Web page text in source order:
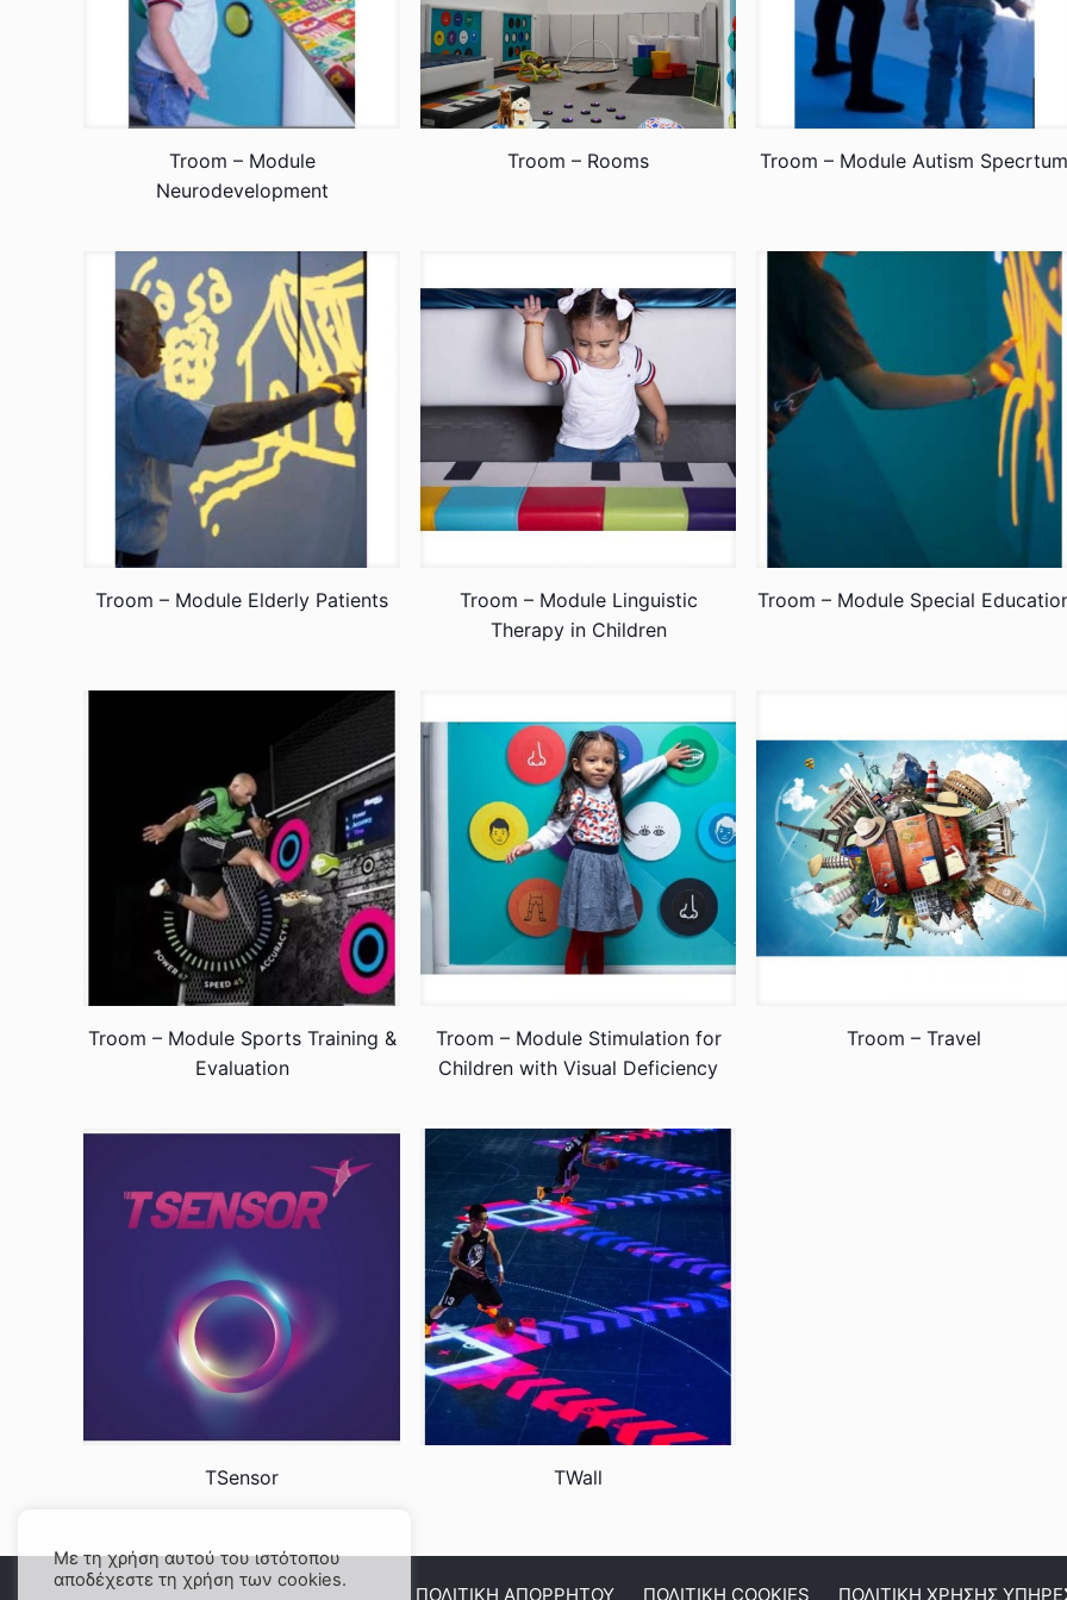
Troom – Module
Neurodevelopment
Troom – Rooms Troom – Module Autism
Troom – Module Elderly Patients
Troom – Module Linguistic
Therapy in Children
Troom – Module Special
Troom – Module Sports Training &
Evaluation
Troom – Module Stimulation for
Children with Visual Deficiency
Troom – Travel
TSensor TWall
ΠΟΛΙΤΙΚΗ ΑΠΟΡΡΗΤΟΥ ΠΟΛΙΤΙΚΗ COOKIES ΠΟΛΙΤΙΚΗ ΧΡΗΣΗΣ
Με τη χρήση αυτού του ιστότοπου
αποδέχεστε τη χρήση των cookies.